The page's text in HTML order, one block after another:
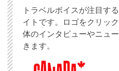
トラベルボイスが注目す
イトです。ロゴをクリッ
体のインタビューやニュ
きます。